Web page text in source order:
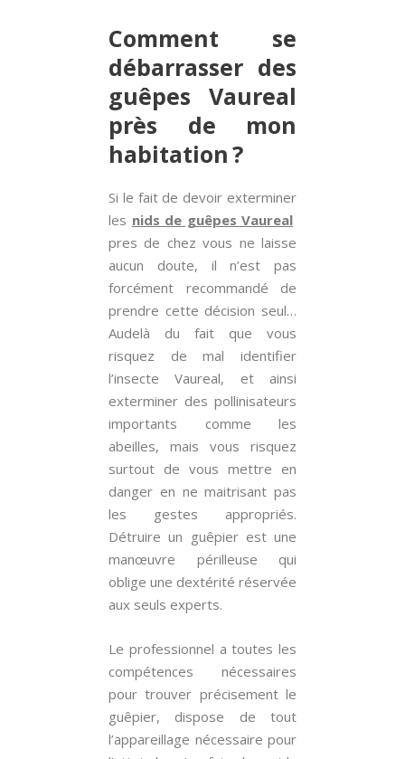
Comment se
débarrasser des
guêpes Vaureal
près de mon
habitation ?
Si le fait de devoir exterminer
les nids de guêpes Vaureal
pres de chez vous ne laisse
aucun doute, il n’est pas
forcément recommandé de
prendre cette décision seul…
Audelà du fait que vous
risquez de mal identifier
l’insecte Vaureal, et ainsi
exterminer des pollinisateurs
importants comme les
abeilles, mais vous risquez
surtout de vous mettre en
danger en ne maitrisant pas
les gestes appropriés.
Détruire un guêpier est une
manœuvre périlleuse qui
oblige une dextérité réservée
aux seuls experts.
Le professionnel a toutes les
compétences nécessaires
pour trouver précisement le
guêpier, dispose de tout
l’appareillage nécessaire pour